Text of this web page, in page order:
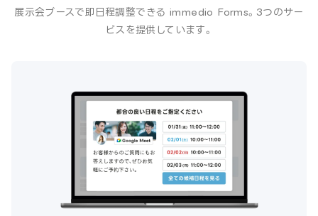
展示会ブースで即日程調整できる immedio Forms。3つのサー
ビスを提供しています。